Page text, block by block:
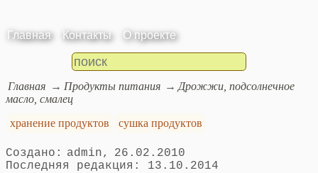
Главная Контакты О проекте
Главная Продукты питания
Дрожжи, подсолнечное
масло, смалец
хранение продуктов
сушка продуктов
admin
26.02.2010
13.10.2014